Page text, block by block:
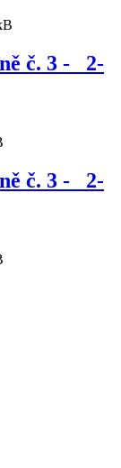
č. 3 - _2-
č. 3 - _2-